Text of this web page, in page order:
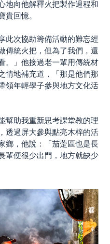
地向他解釋火把製作過程和
回憶。
此次協助籌備活動的難忘經
傳統火把，但為了我們，還
。」他接過老一輩用傳統材
情地補充道，「那是他們那
領年輕學子參與地方文化活
幫助我重新思考課堂教的理
透過屏大參與點亮木梓的活
鄉，他說：「茄萣區也是長
輩便很少出門，地方就缺少